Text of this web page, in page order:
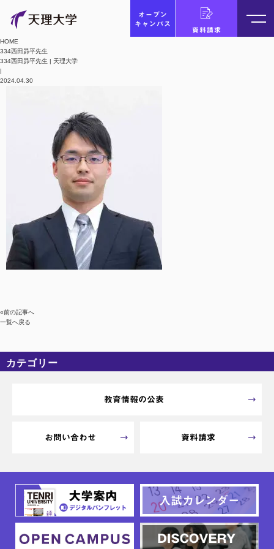
オープン
キャンパス
資料請求
HOME
334西田昴平先生
334西田昴平先生 | 天理大学
|
2024.04.30
«前の記事へ
一覧へ戻る
カテゴリー
教育情報の公表
お問い合わせ 資料請求